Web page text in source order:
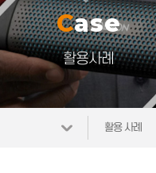
Case
활용사례
활용 사례